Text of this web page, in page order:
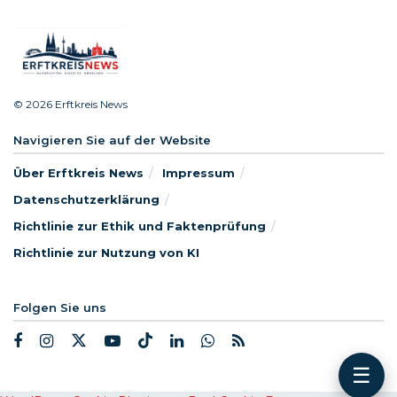
© 2026 Erftkreis News
Navigieren Sie auf der Website
Über Erftkreis News
Impressum
Datenschutzerklärung
Richtlinie zur Ethik und Faktenprüfung
Richtlinie zur Nutzung von KI
Folgen Sie uns
☰